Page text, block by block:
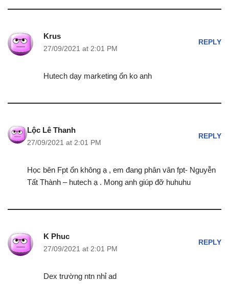
Krus
27/09/2021 at 2:01 PM
REPLY
Hutech dạy marketing ổn ko anh
Lộc Lê Thanh
27/09/2021 at 2:01 PM
REPLY
Học bên Fpt ổn không ạ , em đang phân vân fpt- Nguyễn
Tất Thành – hutech ạ . Mong anh giúp đỡ huhuhu
K Phuc
27/09/2021 at 2:01 PM
REPLY
Dex trường ntn nhỉ ad